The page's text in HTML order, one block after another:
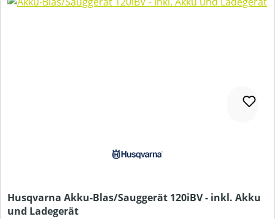
Husqvarna Akku-Blas/Sauggerät 120iBV - inkl. Akku
und Ladegerät